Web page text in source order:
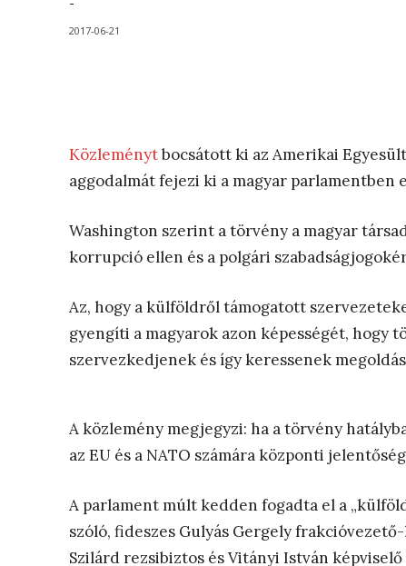
2017-06-21
Közleménytbocsátott ki az Amerikai
aggodalmát fejezi ki a magyar
Washington szerint a törvény a magyar
korrupció ellen és a polgári
Az, hogy a külföldről támogatott
gyengíti a magyarok azon képességét, hogy
szervezkedjenek és így keressenek
A közlemény megjegyzi: ha a törvény
az EU és a NATO számára központi
A parlament múlt kedden fogadta el a
szóló, fideszes Gulyás Gergely
Szilárd rezsibiztos és Vitányi István